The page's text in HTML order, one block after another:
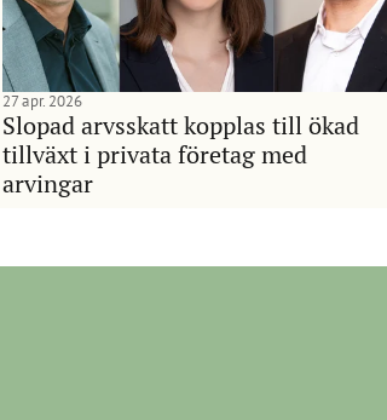
Slopad arvsskatt kopplas till ökad
tillväxt i privata företag med
arvingar
27 apr. 2026